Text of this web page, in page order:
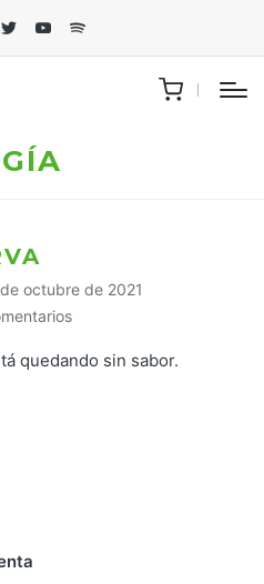
TwitterYoutubeSpotify
octubre de 2021
quedando sin sabor.